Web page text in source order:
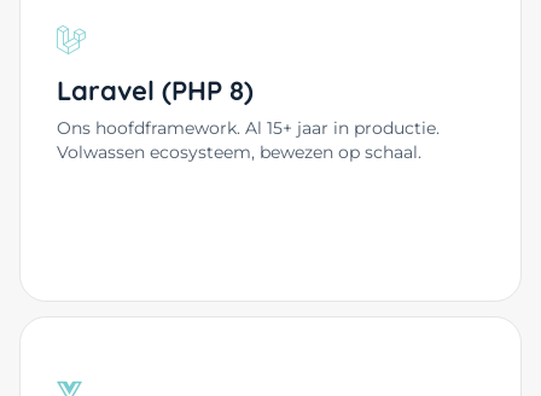
Laravel (PHP 8)
Ons hoofdframework. Al 15+ jaar in productie.
Volwassen ecosysteem, bewezen op schaal.